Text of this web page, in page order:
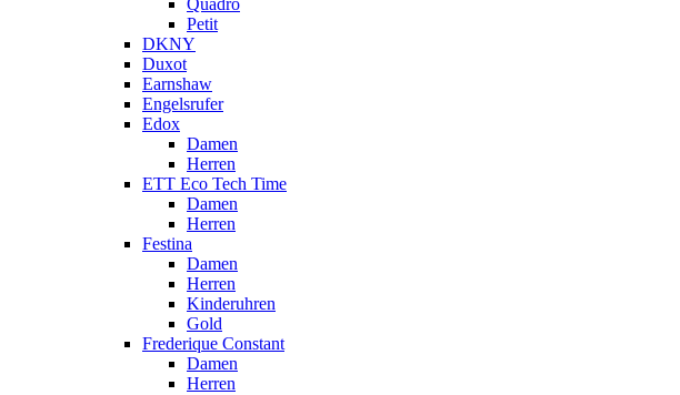
Quadro
Petit
DKNY
Duxot
Earnshaw
Engelsrufer
Edox
Damen
Herren
ETT Eco Tech Time
Damen
Herren
Festina
Damen
Herren
Kinderuhren
Gold
Frederique Constant
Damen
Herren